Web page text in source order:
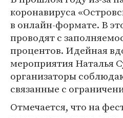
коронавируса
в онлайн-формате. В
проводят с
процентов. Идейная
мероприятия Наталья
организаторы
связанные с
Отмечается, что на